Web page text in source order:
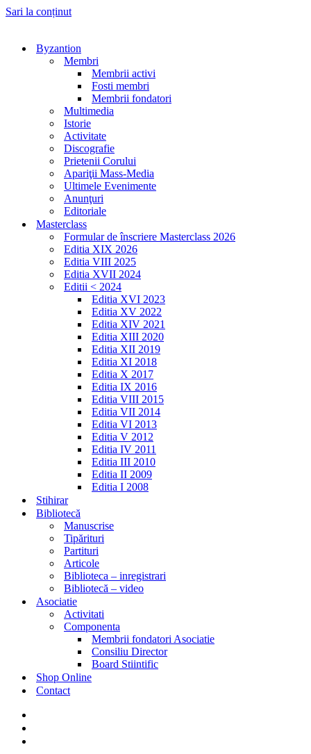
Sari la conținut
Byzantion
Membri
Membrii activi
Fosti membri
Membrii fondatori
Multimedia
Istorie
Activitate
Discografie
Prietenii Corului
Apariţii Mass-Media
Ultimele Evenimente
Anunţuri
Editoriale
Masterclass
Formular de înscriere Masterclass 2026
Editia XIX 2026
Editia VIII 2025
Editia XVII 2024
Editii < 2024
Editia XVI 2023
Editia XV 2022
Editia XIV 2021
Editia XIII 2020
Editia XII 2019
Editia XI 2018
Editia X 2017
Editia IX 2016
Editia VIII 2015
Editia VII 2014
Editia VI 2013
Editia V 2012
Editia IV 2011
Editia III 2010
Editia II 2009
Editia I 2008
Stihirar
Bibliotecă
Manuscrise
Tipărituri
Partituri
Articole
Biblioteca – inregistrari
Bibliotecă – video
Asociatie
Activitati
Componenta
Membrii fondatori Asociatie
Consiliu Director
Board Stiintific
Shop Online
Contact